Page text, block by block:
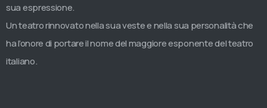
sua espressione.
Un teatro rinnovato nella sua veste e nella sua personalità che
ha l’onore di portare il nome del maggiore esponente del teatro
italiano.